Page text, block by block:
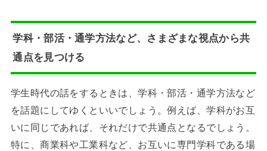
学科・部活・通学方法など、さまざまな視点から共
通点を見つける
学生時代の話をするときは、学科・部活・通学方法など
を話題にしてゆくといいでしょう。例えば、学科がお互
いに同じであれば、それだけで共通点となるでしょう。
特に、商業科や工業科など、お互いに専門学科である場